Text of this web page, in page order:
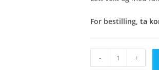
For bestilling, ta
Ferrata,
- +